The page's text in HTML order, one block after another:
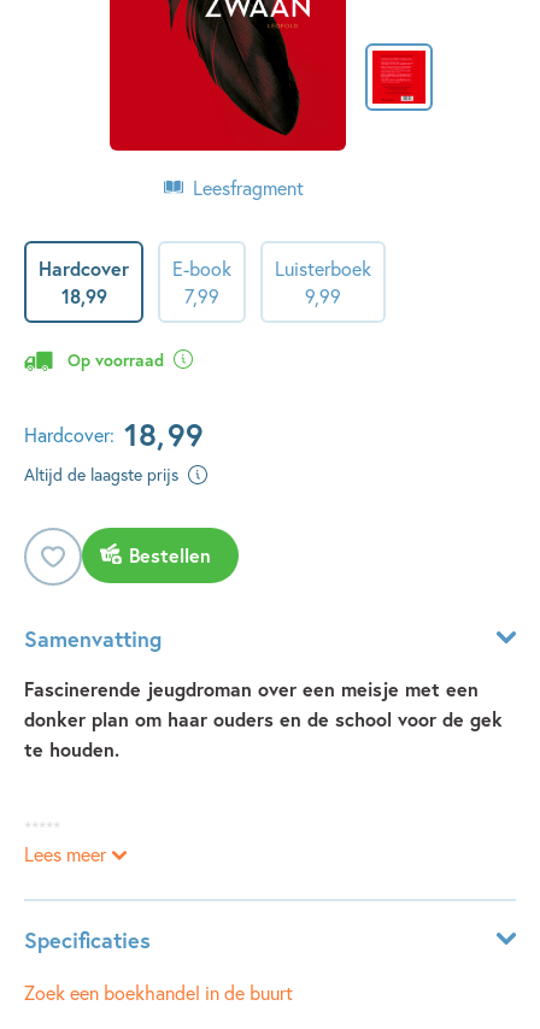
Leesfragment
Hardcover
18,99
E-book
7,99
Luisterboek
9,99
Op voorraad
Hardcover: 18,99
Altijd de laagste prijs
Bestellen
Samenvatting
Fascinerende jeugdroman over een meisje met een
donker plan om haar ouders en de school voor de gek
te houden.
*****
‘Meesterlijk jeugdboek’
Vriendinnen zijn met Rifka is het hoogste wat je kunt
bereiken. Dat is denk ik zo’n beetje wat het is. En daarom
Lees meer
Specificaties
Leeftijdsindicatie: 12 - 15 jaar
Zoek een boekhandel in de buurt